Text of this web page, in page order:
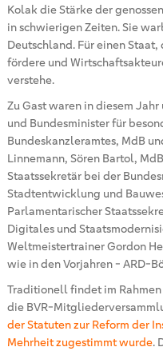
Kolak die Stärke der
in schwierigen Zeiten. Sie
Deutschland. Für einen
fördere und
verstehe.
Zu Gast waren in diesem
und Bundesminister für
Bundeskanzleramtes, MdB
Linnemann, Sören Bartol,
Staatssekretär bei der
Stadtentwicklung und
Parlamentarischer
Digitales und
Weltmeistertrainer Gordon
wie in den Vorjahren - ARD-
Traditionell findet im
die BVR-
der Statuten zur Reform der
Mehrheit zugestimmt wurde.